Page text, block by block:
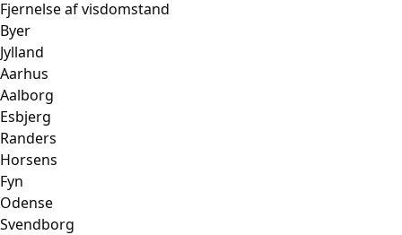
Fjernelse af visdomstand
Byer
Jylland
Aarhus
Aalborg
Esbjerg
Randers
Horsens
Fyn
Odense
Svendborg